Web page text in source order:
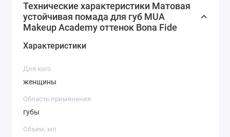
Стильный и элегантный дизайн. Стильный матовый
футляр помады станет украшением вашей
косметички и будет радовать вас каждый день.
Технические характеристики Матовая
устойчивая помада для губ MUA
Makeup Academy оттенок Bona Fide
Характеристики
Для кого
женщины
Область применения
губы
Объем, мл